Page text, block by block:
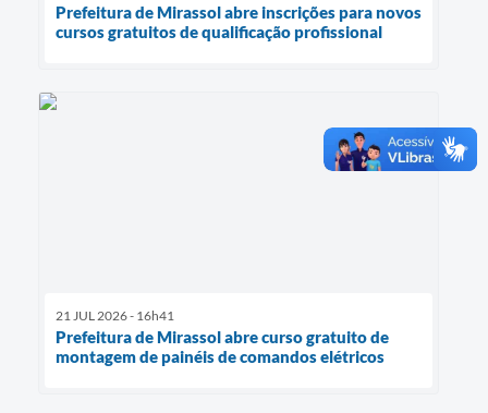
Prefeitura de Mirassol abre inscrições para novos
cursos gratuitos de qualificação profissional
21 JUL 2026 - 16h41
Prefeitura de Mirassol abre curso gratuito de
montagem de painéis de comandos elétricos